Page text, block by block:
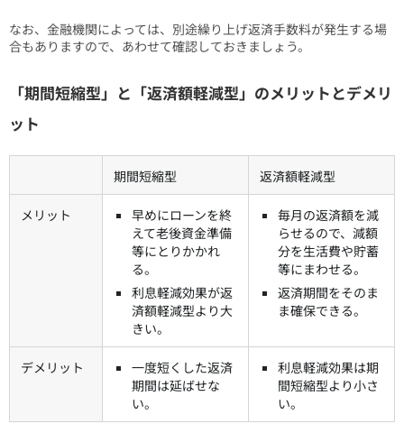
なお、金融機関によっては、別途繰り上げ返済手数料が発生する場
合もありますので、あわせて確認しておきましょう。
「期間短縮型」と「返済額軽減型」のメリットとデメリ
ット
期間短縮型 返済額軽減型
メリット
早めにローンを終
えて老後資金準備
等にとりかかれ
る。
利息軽減効果が返
済額軽減型より大
きい。
毎月の返済額を減
らせるので、減額
分を生活費や貯蓄
等にまわせる。
返済期間をそのま
ま確保できる。
デメリット
一度短くした返済
期間は延ばせな
い。
利息軽減効果は期
間短縮型より小さ
い。